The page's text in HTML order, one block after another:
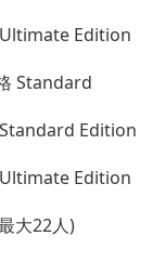
Edition
Standard
Edition
Edition
大22人)